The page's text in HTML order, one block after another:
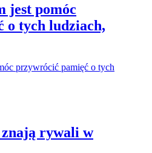
jest pomóc
o tych ludziach,
rywali w